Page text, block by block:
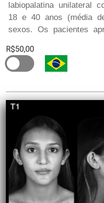
labiopalatina unilateral
18 e 40 anos (média
sexos. Os pacientes
R$50,00